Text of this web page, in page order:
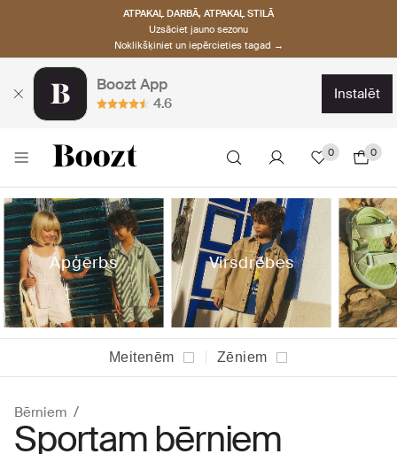
ATPAKAĻ DARBĀ, ATPAKAĻ STILĀ
Uzsāciet jauno sezonu
Noklikšķiniet un iepērcieties tagad →
Boozt App
4.6
instalēt
0 0
Apģērbs Virsdrēbes
Meitenēm Zēniem
Bērniem
Sportam bērniem